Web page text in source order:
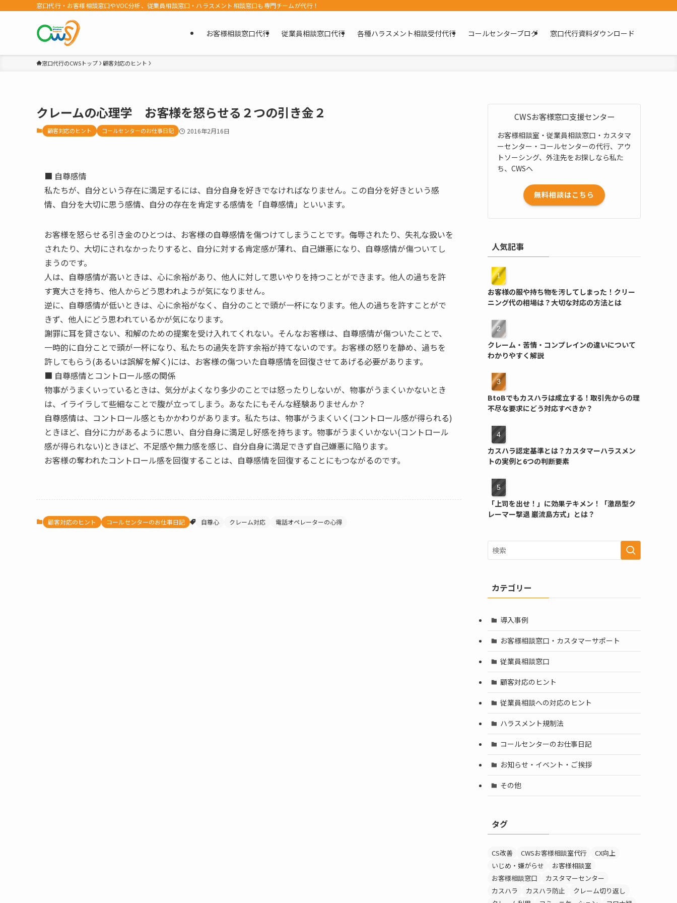
窓口代行・お客様相談窓口やVOC分析、従業員相談窓口・ハラスメント相談窓口も専門チームが代行！
お客様相談窓口代行 従業員相談窓口代行 各種ハラスメント相談受付代行 コールセンターブログ 窓口代行資料ダウンロード
窓口代行のCWSトップ 顧客対応のヒント
クレームの心理学 お客様を怒らせる２つの引き金２
顧客対応のヒント コールセンターのお仕事日記 2016年2月16日
■ 自尊感情
私たちが、自分という存在に満足するには、自分自身を好きでなければなりません。この自分を好きという感
情、自分を大切に思う感情、自分の存在を肯定する感情を「自尊感情」といいます。
お客様を怒らせる引き金のひとつは、お客様の自尊感情を傷つけてしまうことです。侮辱されたり、失礼な扱いを
されたり、大切にされなかったりすると、自分に対する肯定感が薄れ、自己嫌悪になり、自尊感情が傷ついてし
まうのです。
人は、自尊感情が高いときは、心に余裕があり、他人に対して思いやりを持つことができます。他人の過ちを許
す寛大さを持ち、他人からどう思われようが気になりません。
逆に、自尊感情が低いときは、心に余裕がなく、自分のことで頭が一杯になります。他人の過ちを許すことがで
きず、他人にどう思われているかが気になります。
謝罪に耳を貸さない、和解のための提案を受け入れてくれない。そんなお客様は、自尊感情が傷ついたことで、
一時的に自分ことで頭が一杯になり、私たちの過失を許す余裕が持てないのです。お客様の怒りを静め、過ちを
許してもらう(あるいは誤解を解く)には、お客様の傷ついた自尊感情を回復させてあげる必要があります。
■ 自尊感情とコントロール感の関係
物事がうまくいっているときは、気分がよくなり多少のことでは怒ったりしないが、物事がうまくいかないとき
は、イライラして些細なことで腹が立ってしまう。あなたにもそんな経験ありませんか？
自尊感情は、コントロール感ともかかわりがあります。私たちは、物事がうまくいく(コントロール感が得られる)
ときほど、自分に力があるように思い、自分自身に満足し好感を持ちます。物事がうまくいかない(コントロール
感が得られない)ときほど、不足感や無力感を感じ、自分自身に満足できず自己嫌悪に陥ります。
お客様の奪われたコントロール感を回復することは、自尊感情を回復することにもつながるのです。
顧客対応のヒント コールセンターのお仕事日記 自尊心 クレーム対応 電話オペレーターの心得
CWSお客様窓口支援センター
お客様相談室・従業員相談窓口・カスタマ
ーセンター・コールセンターの代行、アウ
トソーシング、外注先をお探しなら私た
ち、CWSへ
無料相談はこちら
人気記事
お客様の服や持ち物を汚してしまった！クリー
ニング代の相場は？大切な対応の方法とは
クレーム・苦情・コンプレインの違いについて
わかりやすく解説
BtoBでもカスハラは成立する！取引先からの理
不尽な要求にどう対応すべきか？
カスハラ認定基準とは？カスタマーハラスメン
トの実例と6つの判断要素
「上司を出せ！」に効果テキメン！「激昂型ク
レーマー撃退 巌流島方式」とは？
カテゴリー
導入事例
お客様相談窓口・カスタマーサポート
従業員相談窓口
顧客対応のヒント
従業員相談への対応のヒント
ハラスメント規制法
コールセンターのお仕事日記
お知らせ・イベント・ご挨拶
その他
タグ
CS改善 CWSお客様相談室代行
CX向上
いじめ・嫌がらせ
お客様相談室
お客様相談窓口
カスタマーセンター
カスハラ
カスハラ防止
クレーム切り返し